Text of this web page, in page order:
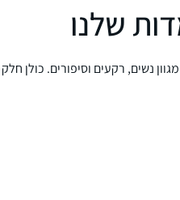
שלנו
נשים, רקעים וסיפורים. כולן